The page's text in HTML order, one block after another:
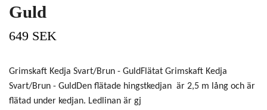
Guld
649 SEK
Grimskaft Kedja Svart/Brun - GuldFlätat Grimskaft Kedja
Svart/Brun - GuldDen flätade hingstkedjan är 2,5 m lång och är
flätad under kedjan. Ledlinan är gj